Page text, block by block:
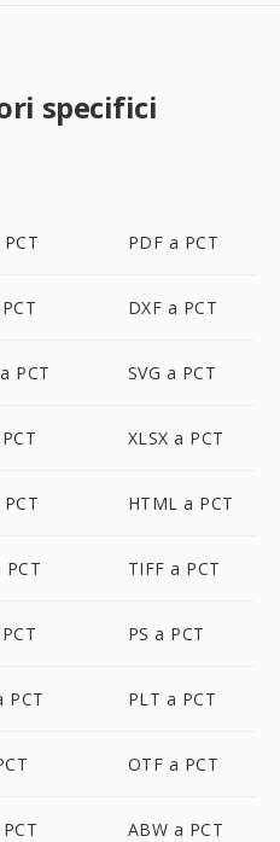
specifici
PDF a PCT
DXF a PCT
PCT SVG a PCT
XLSX a PCT
HTML a PCT
PCT TIFF a PCT
PS a PCT
PCT PLT a PCT
OTF a PCT
ABW a PCT